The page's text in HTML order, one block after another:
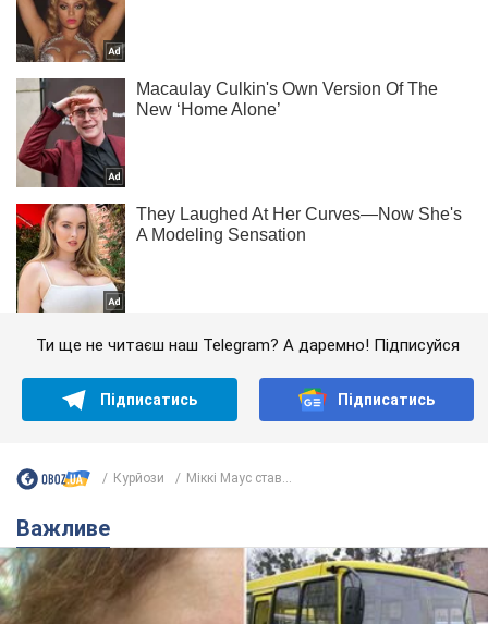
Ти ще не читаєш наш Telegram? А даремно! Підписуйся
Підписатись Підписатись
Курйози Міккі Маус став...
Важливе